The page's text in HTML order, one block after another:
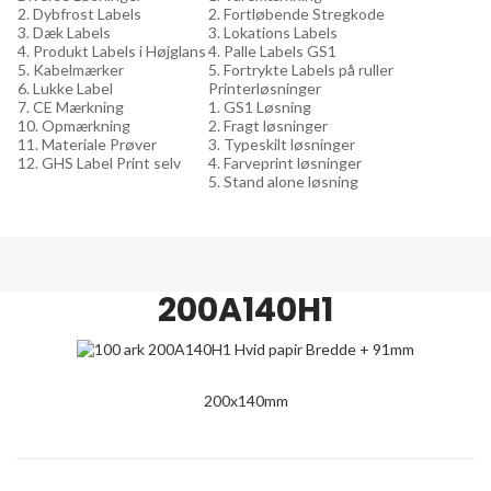
2. Dybfrost Labels
3. Dæk Labels
4. Produkt Labels i Højglans
5. Kabelmærker
6. Lukke Label
7. CE Mærkning
10. Opmærkning
11. Materiale Prøver
12. GHS Label Print selv
2. Fortløbende Stregkode
3. Lokations Labels
4. Palle Labels GS1
5. Fortrykte Labels på ruller
Printerløsninger
1. GS1 Løsning
2. Fragt løsninger
3. Typeskilt løsninger
4. Farveprint løsninger
5. Stand alone løsning
200A140H1
200x140mm